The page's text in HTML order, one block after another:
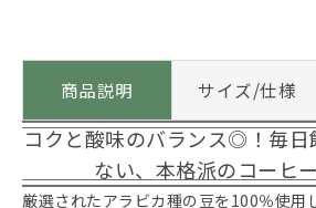
商品説明 サイズ/仕様
コクと酸味のバランス◎！毎日
ない、本格派のコーヒ
厳選されたアラビカ種の豆を100％使用